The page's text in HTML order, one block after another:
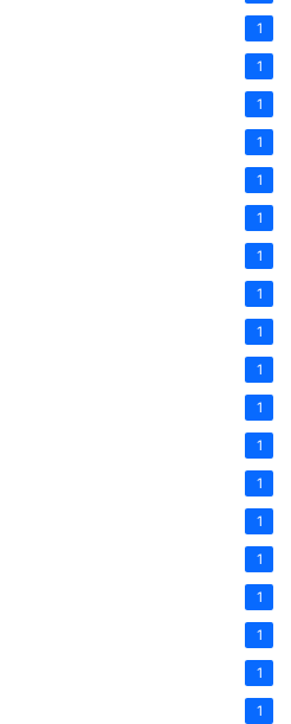
1
1
1
1
1
1
1
1
1
1
1
1
1
1
1
1
1
1
1